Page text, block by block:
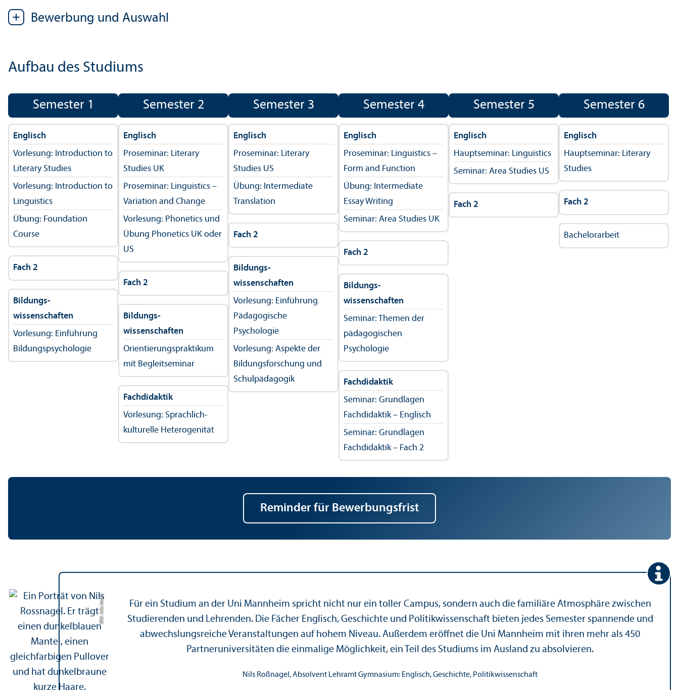
Bewerbung und Auswahl
Aufbau des Studiums
Semester 1
Englisch
Vorlesung: Introduction to
Literary Studies
Vorlesung: Introduction to
Linguistics
Übung: Foundation
Course
Fach 2
Bildungs­
wissenschaften
Vorlesung: Einführung
Bildungs­psychologie
Semester 2
Englisch
Proseminar: Literary
Studies UK
Proseminar: Linguistics –
Variation and Change
Vorlesung: Phonetics und
Übung Phonetics UK oder
US
Fach 2
Bildungs­
wissenschaften
Orientierungs­praktikum
mit Begleitseminar
Fach­didaktik
Vorlesung: Sprach­lich-
kulturelle Heterogenität
Semester 3
Englisch
Proseminar: Literary
Studies US
Übung: Intermediate
Trans­lation
Fach 2
Bildungs­
wissenschaften
Vorlesung: Einführung
Pädagogische
Psychologie
Vorlesung: Aspekte der
Bildungs­forschung und
Schulpädagogik
Semester 4
Englisch
Proseminar: Linguistics –
Form and Function
Übung: Intermediate
Essay Writing
Seminar: Area Studies UK
Fach 2
Bildungs­
wissenschaften
Seminar: Themen der
pädagogischen
Psychologie
Fach­didaktik
Seminar: Grundlagen
Fach­didaktik – Englisch
Seminar: Grundlagen
Fach­didaktik – Fach 2
Semester 5
Englisch
Hauptseminar: Linguistics
Seminar: Area Studies US
Fach 2
Semester 6
Englisch
Hauptseminar: Literary
Studies
Fach 2
Bachelor­arbeit
Reminder für Bewerbungs­frist
Bild: Jula Jacob
Für ein Studium an der Uni Mannheim spricht nicht nur ein toller Campus, sondern auch die familiäre Atmosphäre zwischen
Studierenden und Lehr­enden. Die Fächer Englisch, Geschichte und Politik­wissenschaft bieten jedes Semester spannende und
abwechslungs­reiche Veranstaltungen auf hohem Niveau. Außerdem eröffnet die Uni Mannheim mit ihren mehr als 450
Partner­universitäten die einmalige Möglichkeit, ein Teil des Studiums im Ausland zu absolvieren.
Nils Roßnagel, Absolvent Lehr­amt Gymnasium: Englisch, Geschichte, Politik­wissenschaft